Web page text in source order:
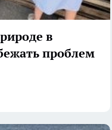
в
проблем